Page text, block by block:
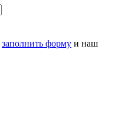
заполнить форму и наш